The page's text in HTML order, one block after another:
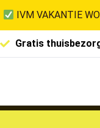
IVM VAKANTIE
Gratis